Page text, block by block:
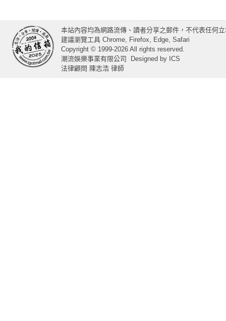
本站內容均為網路流傳、讀者分享之郵件，不代表任何
建議瀏覽工具 Chrome, Firefox, Edge, Safari
Copyright © 1999-2026 All rights reserved.
潮流娛樂事業有限公司
Designed by ICS
法律顧問 陳志浩 律師